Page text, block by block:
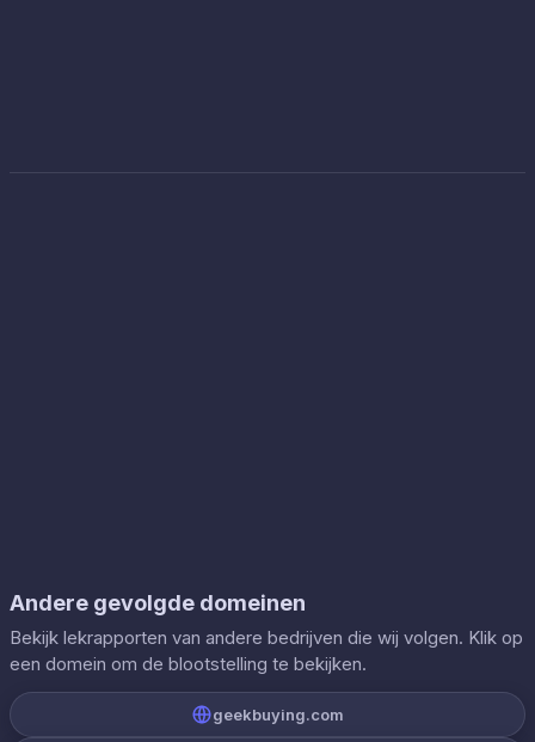
Andere gevolgde domeinen
Bekijk lekrapporten van andere bedrijven die wij volgen. Klik op
een domein om de blootstelling te bekijken.
geekbuying.com